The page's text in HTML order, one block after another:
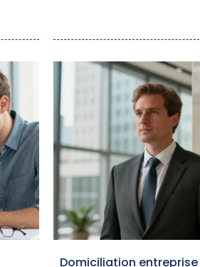
Domiciliation entreprise